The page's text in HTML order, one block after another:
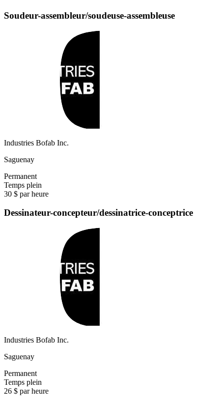
Soudeur-assembleur/soudeuse-assembleuse
Industries Bofab Inc.
Saguenay
Permanent
Temps plein
30 $ par heure
Dessinateur-concepteur/dessinatrice-conceptrice
Industries Bofab Inc.
Saguenay
Permanent
Temps plein
26 $ par heure